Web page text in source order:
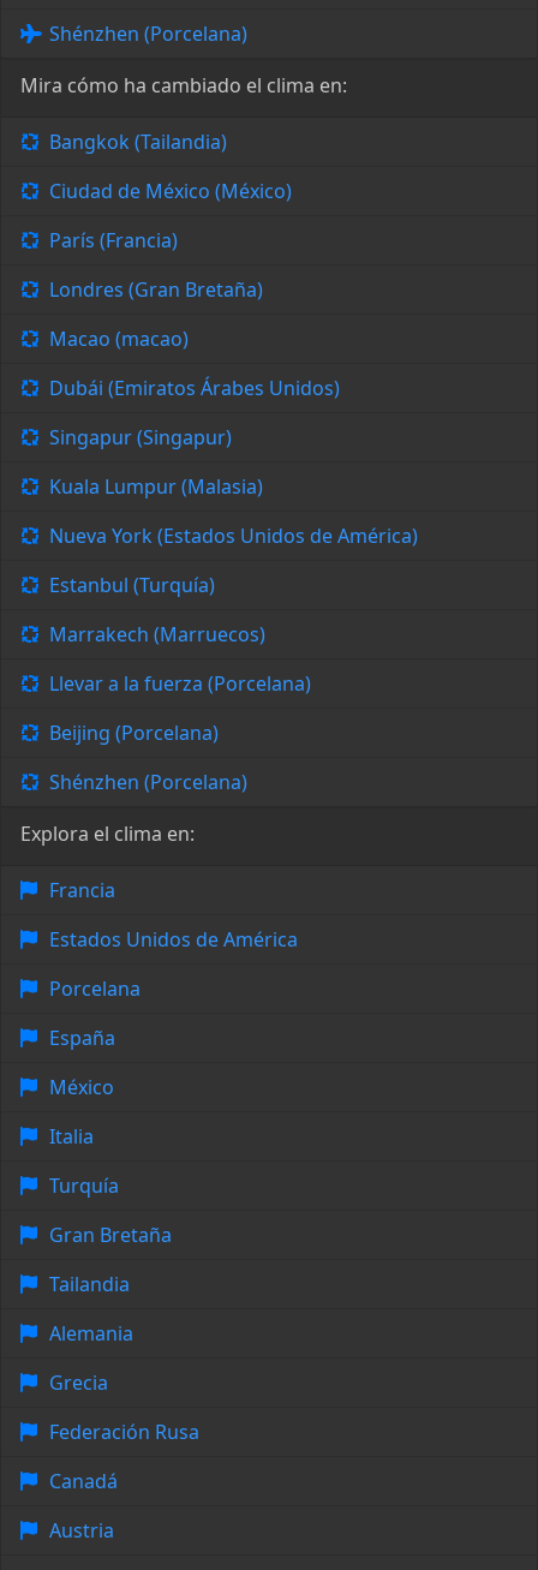
Shénzhen (Porcelana)
Mira cómo ha cambiado el clima en:
Bangkok (Tailandia)
Ciudad de México (México)
París (Francia)
Londres (Gran Bretaña)
Macao (macao)
Dubái (Emiratos Árabes Unidos)
Singapur (Singapur)
Kuala Lumpur (Malasia)
Nueva York (Estados Unidos de América)
Estanbul (Turquía)
Marrakech (Marruecos)
Llevar a la fuerza (Porcelana)
Beijing (Porcelana)
Shénzhen (Porcelana)
Explora el clima en:
Francia
Estados Unidos de América
Porcelana
España
México
Italia
Turquía
Gran Bretaña
Tailandia
Alemania
Grecia
Federación Rusa
Canadá
Austria